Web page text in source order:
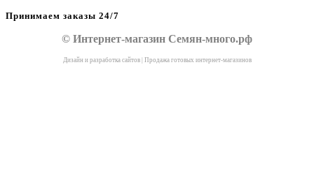
Принимаем заказы 24/7
© Интернет-магазин Семян-много.рф
Дизайн и разработка сайтов| Продажа готовых интернет-магазинов